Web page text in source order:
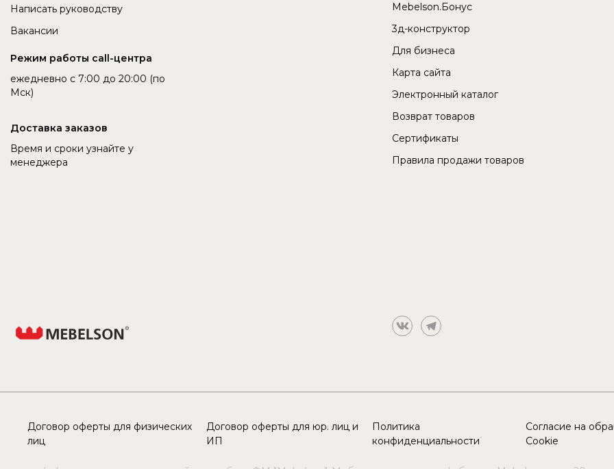
Написать руководству
Вакансии
Режим работы call-центра
ежедневно с 7:00 до 20:00 (по
Мск)
Доставка заказов
Время и сроки узнайте у
менеджера
Mebelson.Бонус
3д-конструктор
Для бизнеса
Карта сайта
Электронный каталог
Возврат товаров
Сертификаты
Правила продажи товаров
Договор оферты для физических
лиц
Договор оферты для юр. лиц и
ИП
Политика
конфиденциальности
Согласие на
Cookie